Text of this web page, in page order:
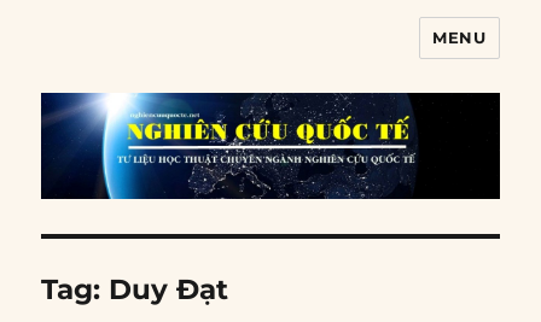
MENU
Tag: Duy Đạt